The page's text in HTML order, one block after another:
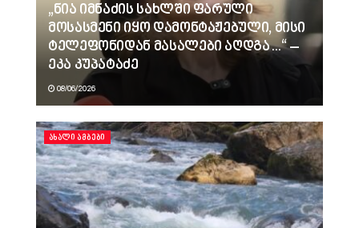
„ნია იმნაძის სახლში ფარული
მოსასმენი იყო დამონტაჟებული, მისი
ტელეფონიდან მასალები აღდგა…“ –
ეკა კუპატაძე
08/06/2026
ᲐᲮᲐᲚᲘ ᲐᲛᲑᲔᲑᲘ